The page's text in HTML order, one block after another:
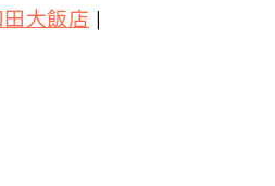
大飯店 |